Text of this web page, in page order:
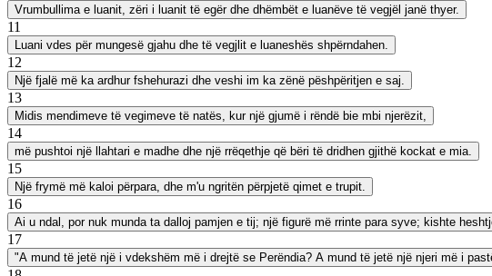
Vrumbullima e luanit, zëri i luanit të egër dhe dhëmbët e luanëve të vegjël janë thyer.
11
Luani vdes për mungesë gjahu dhe të vegjlit e luaneshës shpërndahen.
12
Një fjalë më ka ardhur fshehurazi dhe veshi im ka zënë pëshpëritjen e saj.
13
Midis mendimeve të vegimeve të natës, kur një gjumë i rëndë bie mbi njerëzit,
14
më pushtoi një llahtari e madhe dhe një rrëqethje që bëri të dridhen gjithë kockat e mia.
15
Një frymë më kaloi përpara, dhe m'u ngritën përpjetë qimet e trupit.
16
Ai u ndal, por nuk munda ta dalloj pamjen e tij; një figurë më rrinte para syve; kishte
17
"A mund të jetë një i vdekshëm më i drejtë se Perëndia? A mund të jetë një njeri më i